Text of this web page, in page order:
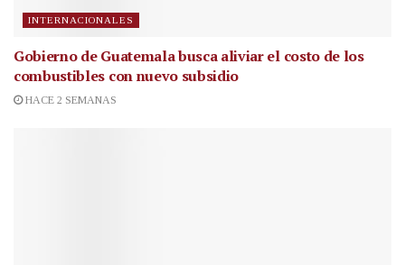
INTERNACIONALES
Gobierno de Guatemala busca aliviar el costo de los
combustibles con nuevo subsidio
HACE 2 SEMANAS